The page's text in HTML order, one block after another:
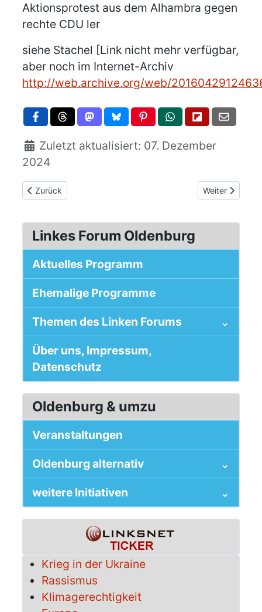
Aktionsprotest aus dem Alhambra gegen
rechte CDU ler
siehe Stachel [Link nicht mehr verfügbar,
aber noch im Internet-Archiv
http://web.archive.org/web/
Zuletzt aktualisiert: 07. Dezember
2024
Vorheriger Beitrag: Digitalisierung, Klassenkampf, Revolution
Zurück Nächster
Weiter
Linkes Forum Oldenburg
Aktuelles Programm
Ehemalige Programme
Themen des Linken Forums
Über uns, Impressum,
Datenschutz
Oldenburg & umzu
Veranstaltungen
Oldenburg alternativ
weitere Initiativen
Krieg in der Ukraine
Rassismus
Klimagerechtigkeit